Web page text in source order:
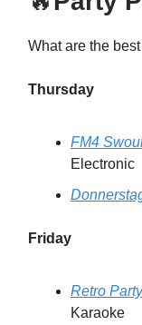
What are the
Thursday
FM4
Electronic
Friday
Retro
Karaoke